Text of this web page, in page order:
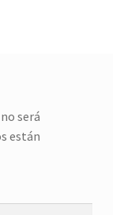
será
están